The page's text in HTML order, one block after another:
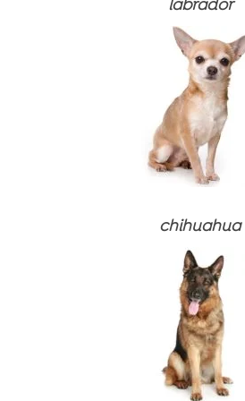
Sosuri pentru hrană uscată
Alimente umede (conserve)
Suplimente alimentare și vitamine
Produse de îngrijire
⚽ PACHET FOTBALISTIC
Sosuri pentru hrană uscată
Alimente umede (conserve)
Produse de îngrijire dentară
Suplimente alimentare și vitamine
⚽ PACHET FOTBALISTIC
Sosuri pentru hrană uscată
Alimente umede (conserve)
Produse de îngrijire dentară
Sosuri pentru hrană uscată
Alimente umede (conserve)
Produse de îngrijire dentară
Alimente umede
Nisip pentru pisici
labrador
chihuahua